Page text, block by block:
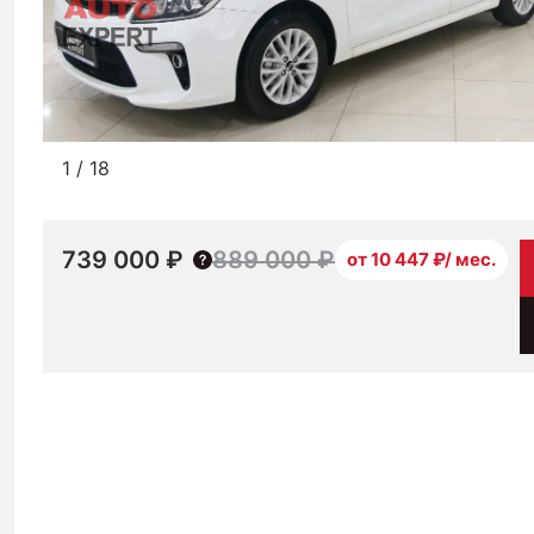
1 / 18
739 000 ₽ 889 000 ₽ от 10 447 ₽/ мес.